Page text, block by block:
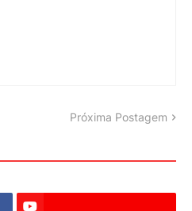
Próxima Postagem